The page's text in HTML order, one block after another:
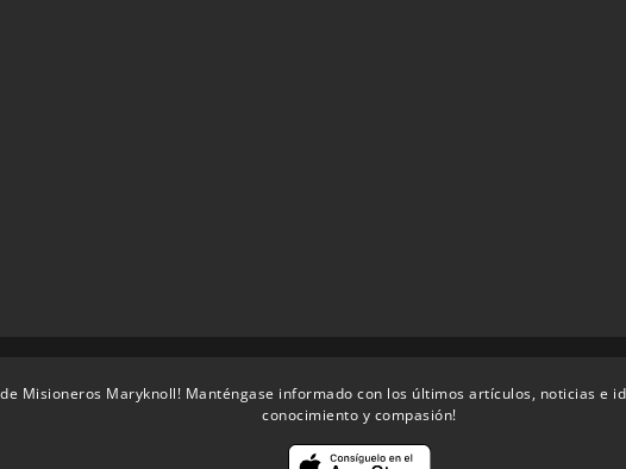
Misioneros Maryknoll! Manténgase informado con los últimos artículos, noticias e
conocimiento y compasión!